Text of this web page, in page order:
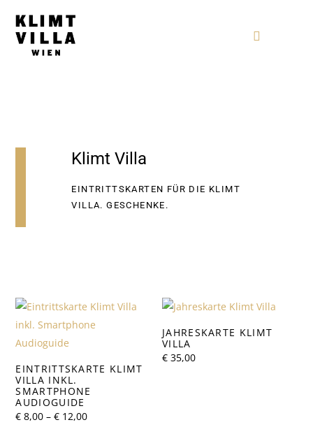
Klimt Villa
EINTRITTSKARTEN FÜR DIE KLIMT
VILLA. GESCHENKE.
EINTRITTSKARTE KLIMT
VILLA INKL.
SMARTPHONE
AUDIOGUIDE
€ 8,00 –€ 12,00Preisspanne:
JAHRESKARTE KLIMT
VILLA
€ 35,00